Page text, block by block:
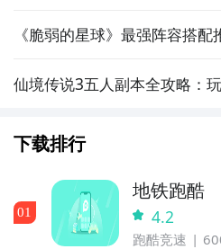
致的了解了，不过这么游戏要
了，通过在九游APP中搜索“挂
【订阅】或者是【开测提醒】
先的下载机会了咯！
九游
《脆弱的星球》最强阵容搭配
仙境传说3五人副本全攻略：
下载排行
01
地铁跑酷
4.2
跑酷竞速